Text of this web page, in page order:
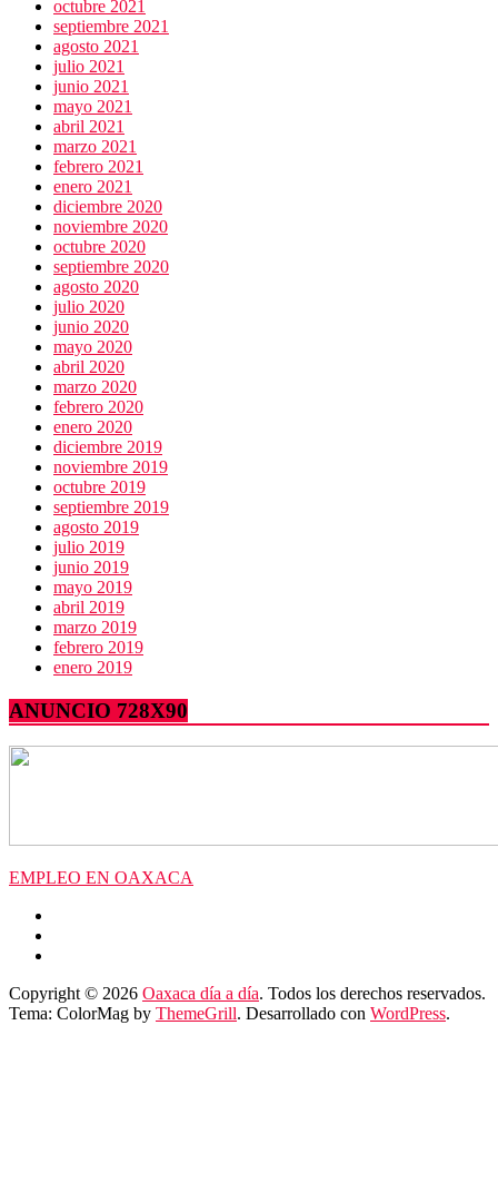
octubre 2021
septiembre 2021
agosto 2021
julio 2021
junio 2021
mayo 2021
abril 2021
marzo 2021
febrero 2021
enero 2021
diciembre 2020
noviembre 2020
octubre 2020
septiembre 2020
agosto 2020
julio 2020
junio 2020
mayo 2020
abril 2020
marzo 2020
febrero 2020
enero 2020
diciembre 2019
noviembre 2019
octubre 2019
septiembre 2019
agosto 2019
julio 2019
junio 2019
mayo 2019
abril 2019
marzo 2019
febrero 2019
enero 2019
ANUNCIO 728X90
EMPLEO EN OAXACA
Copyright © 2026 Oaxaca día a día. Todos los derechos reservados.
Tema: ColorMag by ThemeGrill. Desarrollado con WordPress.